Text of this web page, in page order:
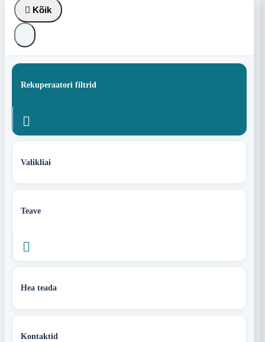
 Kõik
Rekuperaatori filtrid

Valikliai
Teave

Hea teada
Kontaktid